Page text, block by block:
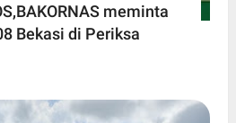
meminta
Bekasi di Periksa